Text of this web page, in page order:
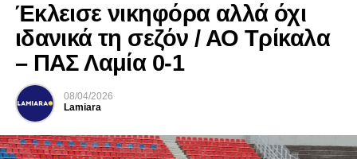
Έκλεισε νικηφόρα αλλά όχι
ιδανικά τη σεζόν / ΑΟ Τρίκαλα
– ΠΑΣ Λαμία 0-1
08/04/2026
Lamiara